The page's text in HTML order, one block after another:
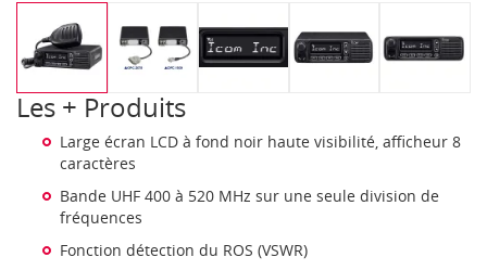
Les + Produits
Large écran LCD à fond noir haute visibilité, afficheur 8
caractères
Bande UHF 400 à 520 MHz sur une seule division de
fréquences
Fonction détection du ROS (VSWR)